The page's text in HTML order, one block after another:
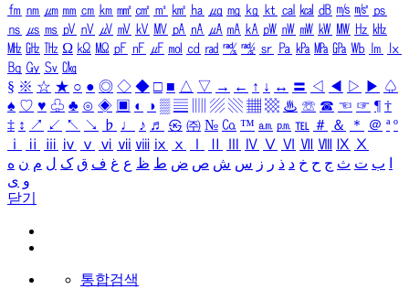
㎙ ㎚ ㎛ ㎜ ㎝ ㎞ ㎟ ㎠ ㎡ ㎢ ㏊ ㎍ ㎎ ㎏ ㏏ ㎈ ㎉ ㏈ ㎧ ㎨ ㎰
㎱ ㎲ ㎳ ㎴ ㎵ ㎶ ㎷ ㎸ ㎹ ㎀ ㎁ ㎂ ㎃ ㎄ ㎺ ㎻ ㎽ ㎾ ㎿ ㎐ ㎑
㎒ ㎓ ㎔ Ω ㏀ ㏁ ㎊ ㎋ ㎌ ㏖ ㏅ ㎭ ㎮ ㎯ ㏛ ㎩ ㎪ ㎫ ㎬ ㏝ ㏐
㏓
㏃ ㏉ ㏜ ㏆
§ ※ ☆ ★ ○ ● ◎ ◇ ◆ □ ■ △ ▽ → ← ↑ ↓ ↔ 〓 ◁ ◀ ▷ ▶ ♤
♠ ♡ ♥ ♧ ♣ ⊙ ◈ ▣ ◐ ◑ ▒ ▤ ▨ ▧ ▦ ▩ ♨ ☏ ☎ ☜ ☞ ¶ †
‡ ↕ ↗ ↙ ↖ ↘ ♭ ♩ ♪ ♬ ㉿ ㈜ № ㏇ ™ ㏂ ㏘ ℡ ＃ ＆ ＊ ＠ ª º
ⅰ
ⅱ ⅲ ⅳ ⅴ ⅵ ⅶ ⅷ ⅸ ⅹ Ⅳ Ⅴ Ⅵ Ⅶ Ⅷ Ⅸ Ⅹ
ب ت ث ج ح خ د ذ ر ز س ش ص ض ط ظ ع غ ف ق ک ل م ن ه
و ی
닫기
통합검색